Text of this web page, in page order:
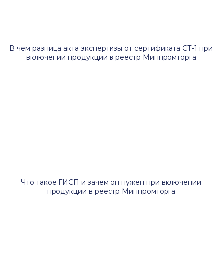
В чем разница акта экспертизы от сертификата СТ-1 при
включении продукции в реестр Минпромторга
Что такое ГИСП и зачем он нужен при включении
продукции в реестр Минпромторга